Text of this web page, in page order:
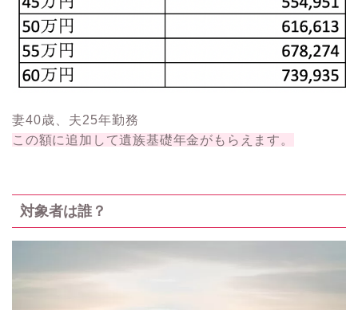
妻40歳、夫25年勤務
この額に追加して遺族基礎年金がもらえます。
対象者は誰？